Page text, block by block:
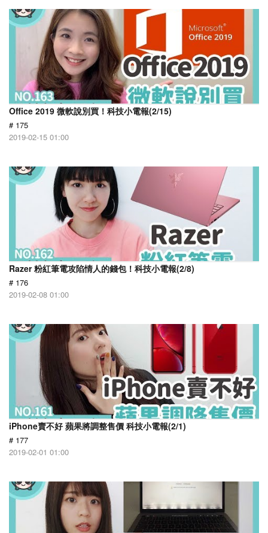
Office 2019 微軟說別買！科技小電報(2/15)
# 175
2019-02-15 01:00
Razer 粉紅筆電攻陷情人的錢包！科技小電報(2/8)
# 176
2019-02-08 01:00
iPhone賣不好 蘋果將調整售價 科技小電報(2/1)
# 177
2019-02-01 01:00